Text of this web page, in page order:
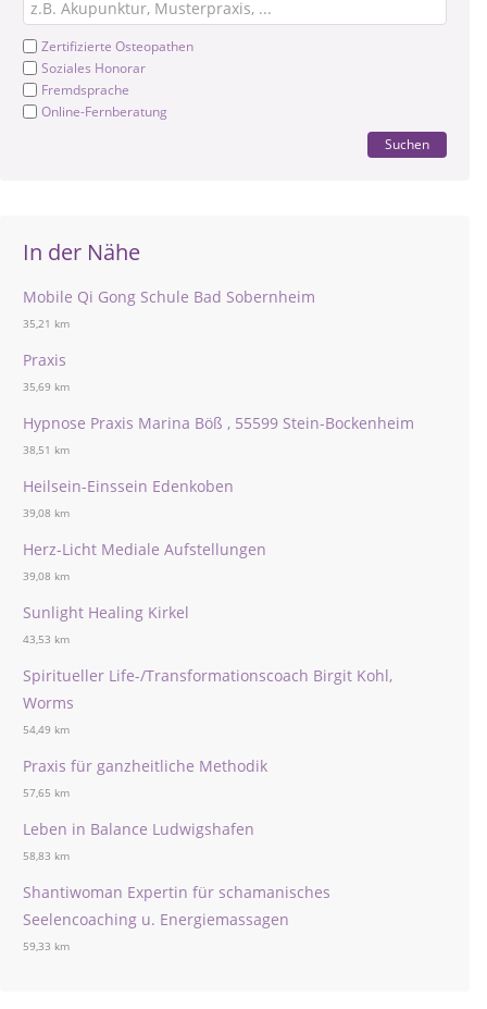
Zertifizierte Osteopathen
Soziales Honorar
Fremdsprache
Online-Fernberatung
Suchen
In der Nähe
Mobile Qi Gong Schule Bad Sobernheim
35,21 km
Praxis
35,69 km
Hypnose Praxis Marina Böß , 55599 Stein-Bockenheim
38,51 km
Heilsein-Einssein Edenkoben
39,08 km
Herz-Licht Mediale Aufstellungen
39,08 km
Sunlight Healing Kirkel
43,53 km
Spiritueller Life-/Transformationscoach Birgit Kohl,
Worms
54,49 km
Praxis für ganzheitliche Methodik
57,65 km
Leben in Balance Ludwigshafen
58,83 km
Shantiwoman Expertin für schamanisches
Seelencoaching u. Energiemassagen
59,33 km